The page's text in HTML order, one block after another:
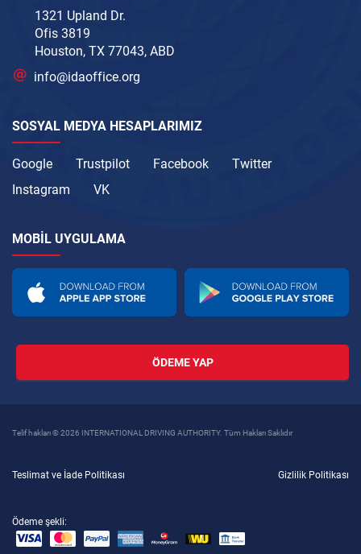
1321 Upland Dr.
Ofis 3819
Houston, TX 77043, ABD
info@idaoffice.org
SOSYAL MEDYA HESAPLARIMIZ
Google Trustpilot Facebook
Twitter
Instagram
VK
MOBIL UYGULAMA
ÖDEME YAP
Telif hakları © 2026 INTERNATIONAL DRIVING AUTHORITY. Tüm Hakları Saklıdır
Teslimat ve İade Politikası Gizlilik Politikası
Ödeme şekli: